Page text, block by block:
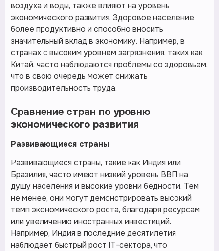
воздуха и воды, также влияют на уровень
экономического развития. Здоровое население
более продуктивно и способно вносить
значительный вклад в экономику. Например, в
странах с высоким уровнем загрязнения, таких как
Китай, часто наблюдаются проблемы со здоровьем,
что в свою очередь может снижать
производительность труда.
Сравнение стран по уровню
экономического развития
Развивающиеся страны
Развивающиеся страны, такие как Индия или
Бразилия, часто имеют низкий уровень ВВП на
душу населения и высокие уровни бедности. Тем
не менее, они могут демонстрировать высокий
темп экономического роста, благодаря ресурсам
или увеличению иностранных инвестиций.
Например, Индия в последние десятилетия
наблюдает быстрый рост IT-сектора, что